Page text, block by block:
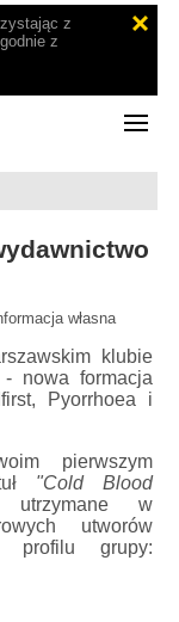
z
z
własna
klubie
- nowa formacja
Pyorrhoea i
pierwszym
"Cold Blood
w
utworów
profilu grupy: